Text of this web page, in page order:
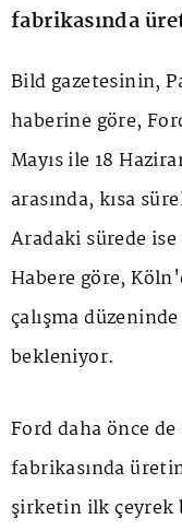
fabrikasında
Bild gazetesinin,
haberine göre,
Mayıs ile 18
arasında, kısa
Aradaki sürede
Habere göre,
çalışma
bekleniyor.
Ford daha önce
fabrikasında
şirketin ilk çeyrek